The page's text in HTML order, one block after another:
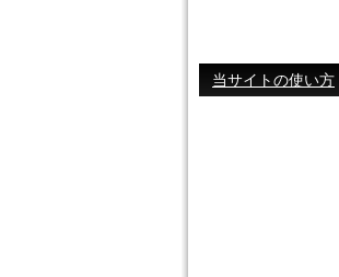
当サイトの使い方